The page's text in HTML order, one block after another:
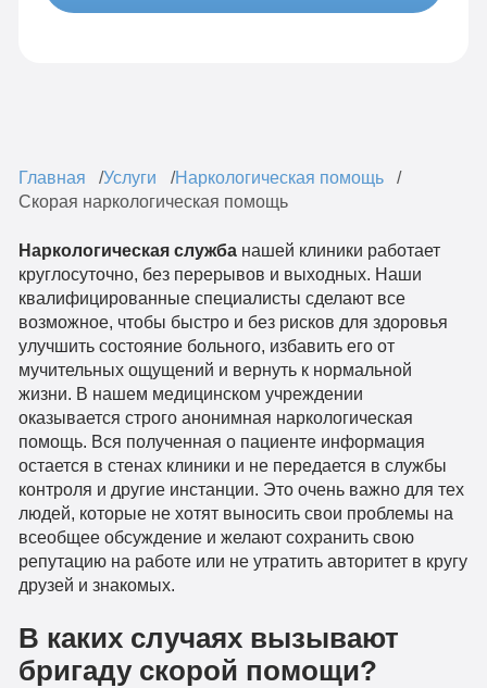
Главная Услуги
Наркологическая помощь
Скорая наркологическая помощь
Наркологическая службанашей клиники работает
круглосуточно, без перерывов и выходных. Наши
квалифицированные специалисты сделают все
возможное, чтобы быстро и без рисков для здоровья
улучшить состояние больного, избавить его от
мучительных ощущений и вернуть к нормальной
жизни. В нашем медицинском учреждении
оказывается строго анонимная наркологическая
помощь. Вся полученная о пациенте информация
остается в стенах клиники и не передается в службы
контроля и другие инстанции. Это очень важно для тех
людей, которые не хотят выносить свои проблемы на
всеобщее обсуждение и желают сохранить свою
репутацию на работе или не утратить авторитет в кругу
друзей и знакомых.
В каких случаях вызывают
бригаду скорой помощи?